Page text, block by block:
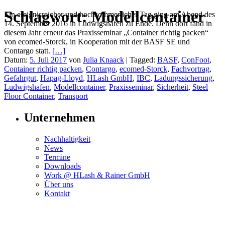
Schlagwort:Modellcontainer
Ein ereignisreicher und hochsommerlicher Tag ging am Abend des
14. September 2016 in Ludwigshafen zu Ende. Denn dort fand in
diesem Jahr erneut das Praxisseminar „Container richtig packen“
von ecomed-Storck, in Kooperation mit der BASF SE und
Contargo statt. […]
Datum: 5. Juli 2017 von Julia Knaack | Tagged: BASF, ConFoot,
Container richtig packen, Contargo, ecomed-Storck, Fachvortrag,
Gefahrgut, Hapag-Lloyd, HLash GmbH, IBC, Ladungssicherung,
Ludwigshafen, Modellcontainer, Praxisseminar, Sicherheit, Steel
Floor Container, Transport
Unternehmen
Nachhaltigkeit
News
Termine
Downloads
Work @ HLash & Rainer GmbH
Über uns
Kontakt